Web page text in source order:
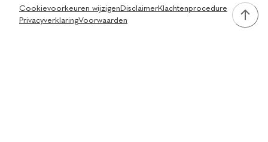
Cookievoorkeuren wijzigen DisclaimerKlachtenprocedure
PrivacyverklaringVoorwaarden